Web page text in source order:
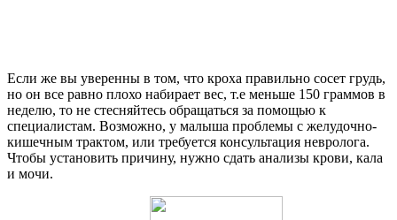
Если же вы уверенны в том, что кроха правильно сосет грудь,
но он все равно плохо набирает вес, т.е меньше 150 граммов в
неделю, то не стесняйтесь обращаться за помощью к
специалистам. Возможно, у малыша проблемы с желудочно-
кишечным трактом, или требуется консультация невролога.
Чтобы установить причину, нужно сдать анализы крови, кала
и мочи.